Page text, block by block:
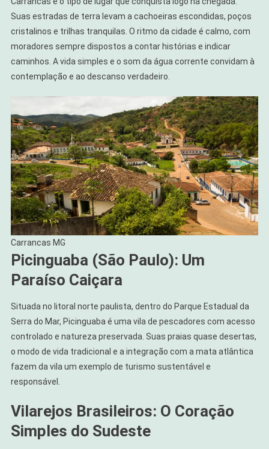
Suas estradas de terra levam a cachoeiras escondidas, poços
cristalinos e trilhas tranquilas. O ritmo da cidade é calmo, com
moradores sempre dispostos a contar histórias e indicar
caminhos. A vida simples e o som da água corrente convidam à
contemplação e ao descanso verdadeiro.
Carrancas MG
Picinguaba (São Paulo): Um
Paraíso Caiçara
Situada no litoral norte paulista, dentro do Parque Estadual da
Serra do Mar, Picinguaba é uma vila de pescadores com acesso
controlado e natureza preservada. Suas praias quase desertas,
o modo de vida tradicional e a integração com a mata atlântica
fazem da vila um exemplo de turismo sustentável e
responsável.
Vilarejos Brasileiros: O Coração
Simples do Sudeste